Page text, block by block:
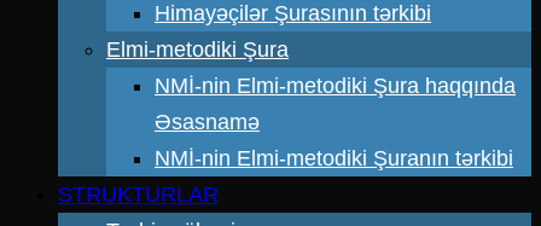
Himayəçilər Şurasının tərkibi
Elmi-metodiki Şura
NMİ-nin Elmi-metodiki Şura haqqında
Əsasnamə
NMİ-nin Elmi-metodiki Şuranın tərkibi
STRUKTURLAR